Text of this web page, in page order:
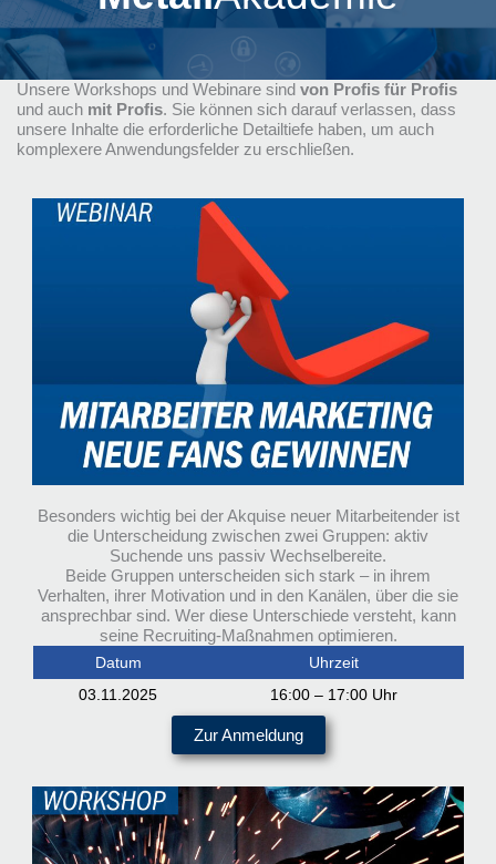
Unsere Workshops und Webinare sind von Profis für Profis
und auch mit Profis. Sie können sich darauf verlassen, dass
unsere Inhalte die erforderliche Detailtiefe haben, um auch
komplexere Anwendungsfelder zu erschließen.
Besonders wichtig bei der Akquise neuer Mitarbeitender ist
die Unterscheidung zwischen zwei Gruppen: aktiv
Suchende uns passiv Wechselbereite.
Beide Gruppen unterscheiden sich stark – in ihrem
Verhalten, ihrer Motivation und in den Kanälen, über die sie
ansprechbar sind. Wer diese Unterschiede versteht, kann
seine Recruiting-Maßnahmen optimieren.
Datum
Uhrzeit
03.11.2025
16:00 – 17:00 Uhr
Zur Anmeldung